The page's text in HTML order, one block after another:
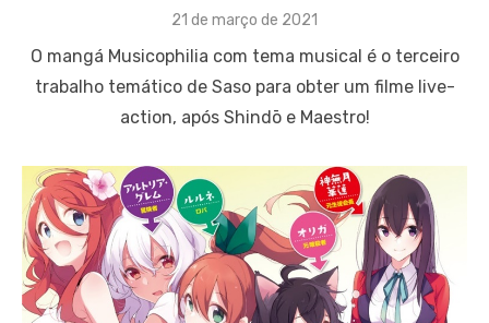
Posted
21 de março de 2021
O mangá Musicophilia com tema musical é o terceiro
trabalho temático de Saso para obter um filme live-
action, após Shindō e Maestro!